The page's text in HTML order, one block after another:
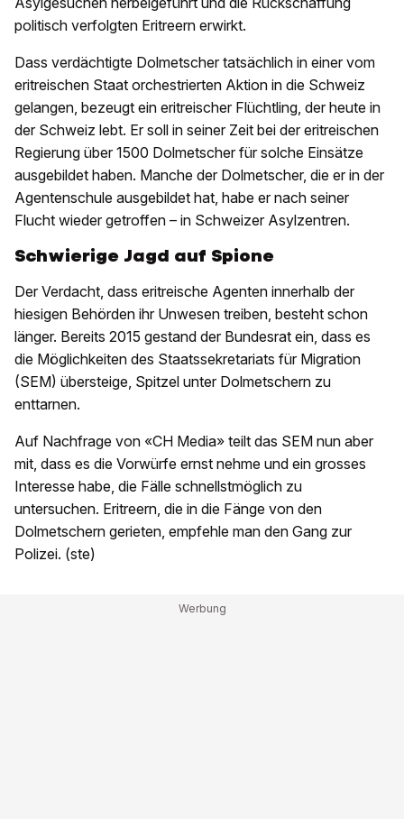
politisch verfolgten Eritreern erwirkt.
Dass verdächtigte Dolmetscher tatsächlich in einer vom
eritreischen Staat orchestrierten Aktion in die Schweiz
gelangen, bezeugt ein eritreischer Flüchtling, der heute in
der Schweiz lebt. Er soll in seiner Zeit bei der eritreischen
Regierung über 1500 Dolmetscher für solche Einsätze
ausgebildet haben. Manche der Dolmetscher, die er in der
Agentenschule ausgebildet hat, habe er nach seiner
Flucht wieder getroffen – in Schweizer Asylzentren.
Schwierige Jagd auf Spione
Der Verdacht, dass eritreische Agenten innerhalb der
hiesigen Behörden ihr Unwesen treiben, besteht schon
länger. Bereits 2015 gestand der Bundesrat ein, dass es
die Möglichkeiten des Staatssekretariats für Migration
(SEM) übersteige, Spitzel unter Dolmetschern zu
enttarnen.
Auf Nachfrage von «CH Media» teilt das SEM nun aber
mit, dass es die Vorwürfe ernst nehme und ein grosses
Interesse habe, die Fälle schnellstmöglich zu
untersuchen. Eritreern, die in die Fänge von den
Dolmetschern gerieten, empfehle man den Gang zur
Polizei. (ste)